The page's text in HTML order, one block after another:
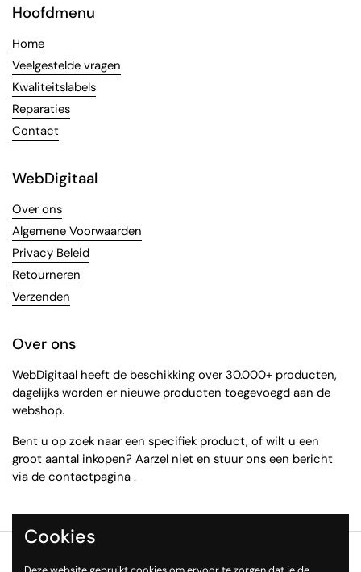
Hoofdmenu
Home
Veelgestelde vragen
Kwaliteitslabels
Reparaties
Contact
WebDigitaal
Over ons
Algemene Voorwaarden
Privacy Beleid
Retourneren
Verzenden
Over ons
WebDigitaal heeft de beschikking over 30.000+ producten,
dagelijks worden er nieuwe producten toegevoegd aan de
webshop.
Bent u op zoek naar een specifiek product, of wilt u een
groot aantal inkopen? Aarzel niet en stuur ons een bericht
via de contactpagina .
Cookies